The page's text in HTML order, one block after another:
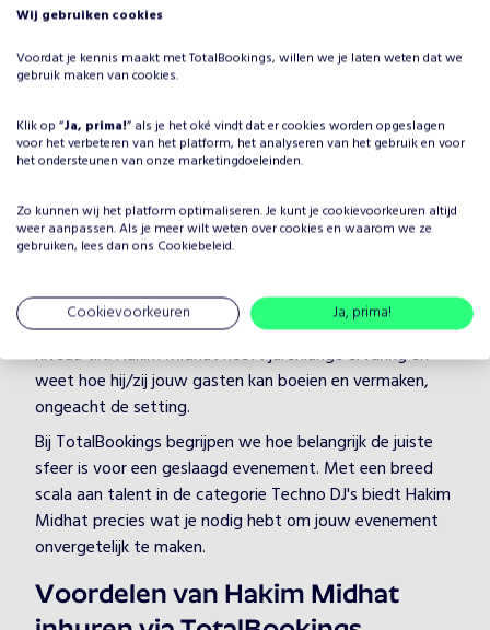
Waarom Hakim Midhat boeken
Het plannen van een evenement brengt veel keuzes met
zich mee, maar één ding is zeker: je wilt dat het
boeken, kies je voor een professionele artiest in de
categorie Techno DJ's, die je evenement naar een hoger
niveau tilt. Hakim Midhat heeft jarenlange ervaring en
weet hoe hij/zij jouw gasten kan boeien en vermaken,
ongeacht de setting.
Bij TotalBookings begrijpen we hoe belangrijk de juiste
sfeer is voor een geslaagd evenement. Met een breed
scala aan talent in de categorie Techno DJ's biedt Hakim
Midhat precies wat je nodig hebt om jouw evenement
onvergetelijk te maken.
Voordelen van Hakim Midhat
Wij gebruiken cookies
Voordat je kennis maakt met TotalBookings, willen we je laten weten dat we
gebruik maken van cookies.
Klik op “Ja, prima!” als je het oké vindt dat er cookies worden opgeslagen
voor het verbeteren van het platform, het analyseren van het gebruik en voor
het ondersteunen van onze marketingdoeleinden.
Zo kunnen wij het platform optimaliseren. Je kunt je cookievoorkeuren altijd
weer aanpassen. Als je meer wilt weten over cookies en waarom we ze
gebruiken, lees dan ons Cookiebeleid.
Cookievoorkeuren Ja, prima!